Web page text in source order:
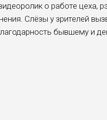
о работе цеха,
Слёзы у зрителей
бывшему и